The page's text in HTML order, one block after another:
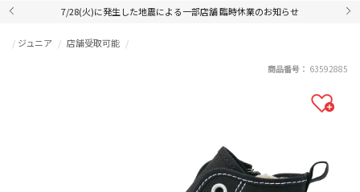
7/28(火)に発生した地震による一部店舗 臨時休業のお知らせ
ジュニア 店舗受取可能
商品番号： 63592885